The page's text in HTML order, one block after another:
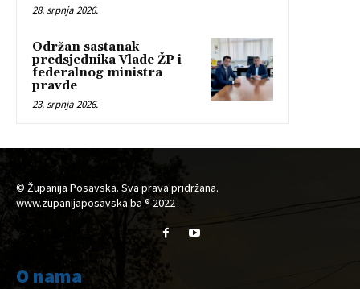
28. srpnja 2026.
Održan sastanak
predsjednika Vlade ŽP i
federalnog ministra
pravde
23. srpnja 2026.
© Županija Posavska. Sva prava pridržana.
www.zupanijaposavska.ba ® 2022
O nama